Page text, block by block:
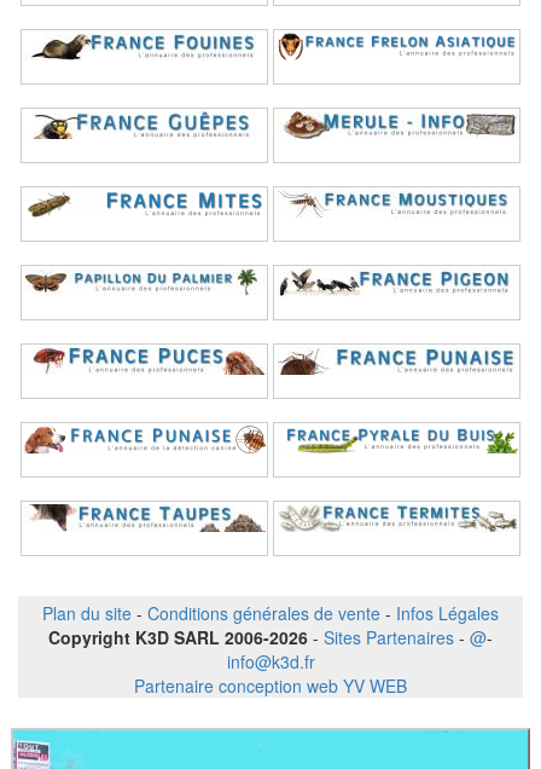
Plan du site - Conditions générales de vente - Infos Légales
Copyright K3D SARL 2006-2026 - Sites Partenaires - @-
info@k3d.fr
Partenaire conception web YV WEB